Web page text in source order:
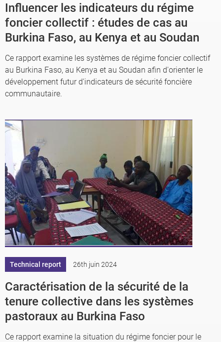
Influencer les indicateurs du régime
foncier collectif : études de cas au
Burkina Faso, au Kenya et au Soudan
Ce rapport examine les systèmes de régime foncier collectif
au Burkina Faso, au Kenya et au Soudan afin d'orienter le
développement futur d'indicateurs de sécurité foncière
communautaire.
Technical report 26th juin 2024
Caractérisation de la sécurité de la
tenure collective dans les systèmes
pastoraux au Burkina Faso
Ce rapport examine la situation du régime foncier pour le